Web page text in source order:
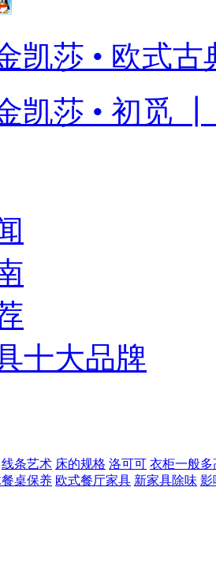
凯莎 • 欧式
凯莎 • 初觅
十大品牌
线条艺术 床的规格 洛可可 衣柜一般多
桌保养 欧式餐厅家具 新家具除味 影